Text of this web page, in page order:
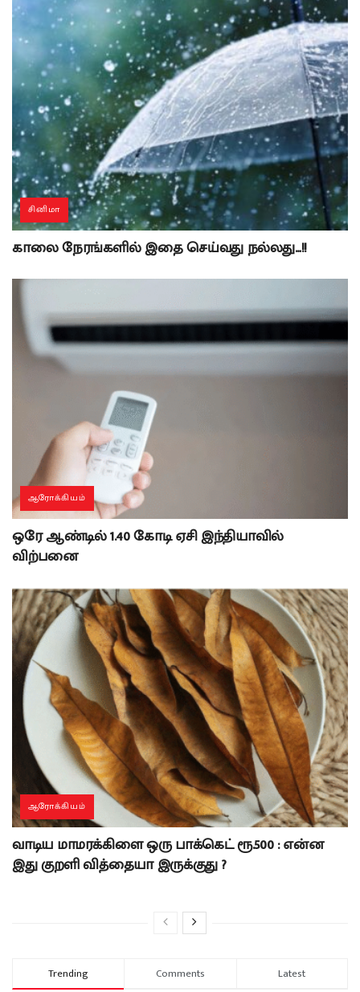
சினிமா
காலை நேரங்களில் இதை செய்வது நல்லது…!!
ஆரோக்கியம்
ஒரே ஆண்டில் 1.40 கோடி ஏசி இந்தியாவில்
விற்பனை
ஆரோக்கியம்
வாடிய மாமரக்கிளை ஒரு பாக்கெட் ரூ.500 : என்ன
இது குறளி வித்தையா இருக்குது ?
Trending Comments Latest